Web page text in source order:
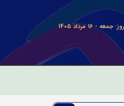
جمعه - 16 مرداد 1405